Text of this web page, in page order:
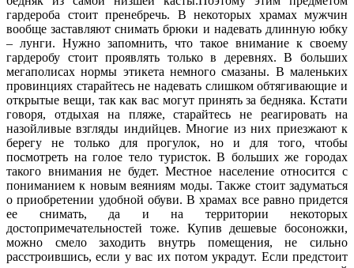
гардероба стоит пренебречь. В некоторых храмах мужчин
вообще заставляют снимать брюки и надевать длинную юбку
– лунги. Нужно запомнить, что такое внимание к своему
гардеробу стоит проявлять только в деревнях. В больших
мегаполисах нормы этикета немного смазаны. В маленьких
провинциях старайтесь не надевать слишком обтягивающие и
открытые вещи, так как вас могут принять за бедняка. Кстати
говоря, отдыхая на пляже, старайтесь не реагировать на
назойливые взгляды индийцев. Многие из них приезжают к
берегу не только для прогулок, но и для того, чтобы
посмотреть на голое тело туристок. В больших же городах
такого внимания не будет. Местное население относится с
пониманием к новым веяниям моды. Также стоит задуматься
о приобретении удобной обуви. В храмах все равно придется
ее снимать, да и на территории некоторых
достопримечательностей тоже. Купив дешевые босоножки,
можно смело заходить внутрь помещения, не сильно
расстроившись, если у вас их потом украдут. Если предстоит